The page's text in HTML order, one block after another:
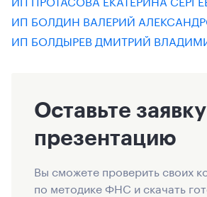
ИП БОЛДИН ВАЛЕРИЙ
ИП БОЛДЫРЕВ ДМИТРИЙ
Оставьте
презентацию
Вы сможете проверить своих
по методике ФНС и скачать